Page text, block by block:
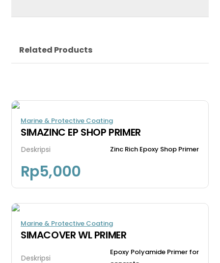
Related Products
Marine & Protective Coating
SIMAZINC EP SHOP PRIMER
Deskripsi Zinc Rich Epoxy Shop Primer
Rp5,000
Marine & Protective Coating
SIMACOVER WL PRIMER
Deskripsi
Epoxy Polyamide Primer for